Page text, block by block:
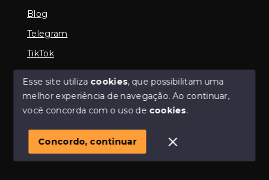
Blog
Telegram
TikTok
© Copyright 2026 - Imobiliária em Araguari | iMartins |
imobiliária Araguari | Financiamento Imobiliário -
SITE PARA IMOBILIARIA
Esse site utiliza cookies, que possibilitam uma
melhor experiência de navegação.Ao continuar,
você concorda com o uso de cookies.
Concordo, continuar